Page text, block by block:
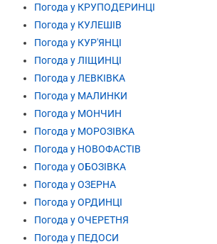
Погода у КРУПОДЕРИНЦІ
Погода у КУЛЕШІВ
Погода у КУР'ЯНЦІ
Погода у ЛІЩИНЦІ
Погода у ЛЕВКІВКА
Погода у МАЛИНКИ
Погода у МОНЧИН
Погода у МОРОЗІВКА
Погода у НОВОФАСТІВ
Погода у ОБОЗІВКА
Погода у ОЗЕРНА
Погода у ОРДИНЦІ
Погода у ОЧЕРЕТНЯ
Погода у ПЕДОСИ